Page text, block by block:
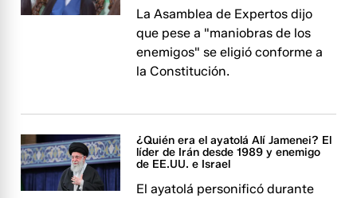
La Asamblea de Expertos dijo
que pese a "maniobras de los
enemigos" se eligió conforme a
la Constitución.
¿Quién era el ayatolá Alí Jamenei? El
líder de Irán desde 1989 y enemigo
de EE.UU. e Israel
El ayatolá personificó durante